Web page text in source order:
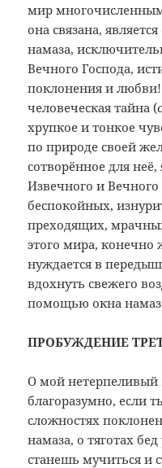
мир
она связана,
намаза,
Вечного Господа,
поклонения и любви!
человеческая тайна (
хрупкое и тонкое
по природе своей
сотворённое для
Извечного и Вечного
беспокойных,
преходящих,
этого мира, конечно
нуждается в
вдохнуть свежего
помощью окна
ПРОБУЖДЕНИЕ
О мой нетерпеливый
благоразумно, если
сложностях
намаза, о тяготах
станешь мучиться и